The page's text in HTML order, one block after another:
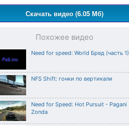
Скачать видео (6.05 Мб)
Похожее видео
Need for speed: World Бред (часть 1)
NFS Shift: гонки по вертикали
Need for Speed: Hot Pursuit - Pagani
Zonda